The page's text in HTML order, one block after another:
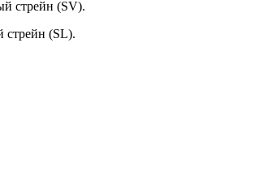
стрейн (SV).
стрейн (SL).